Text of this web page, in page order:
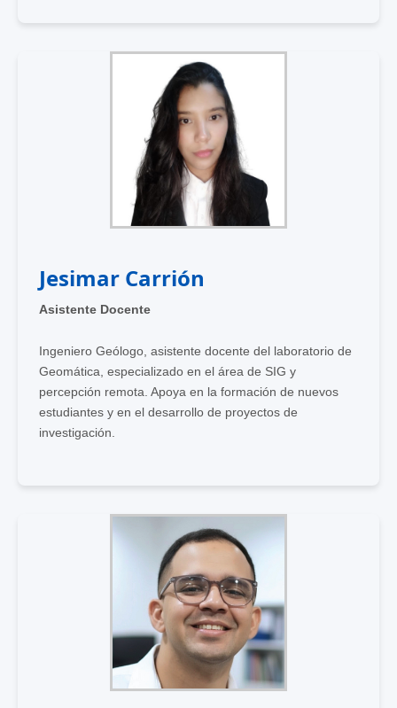
Jesimar Carrión
Asistente Docente
Ingeniero Geólogo, asistente docente del laboratorio de
Geomática, especializado en el área de SIG y
percepción remota. Apoya en la formación de nuevos
estudiantes y en el desarrollo de proyectos de
investigación.